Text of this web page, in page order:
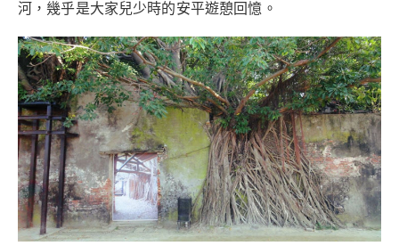
河，幾乎是大家兒少時的安平遊憩回憶。